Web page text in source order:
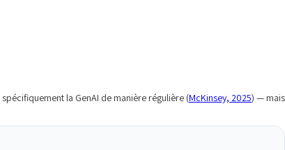
la GenAI de manière régulière (McKinsey, 2025) — mais